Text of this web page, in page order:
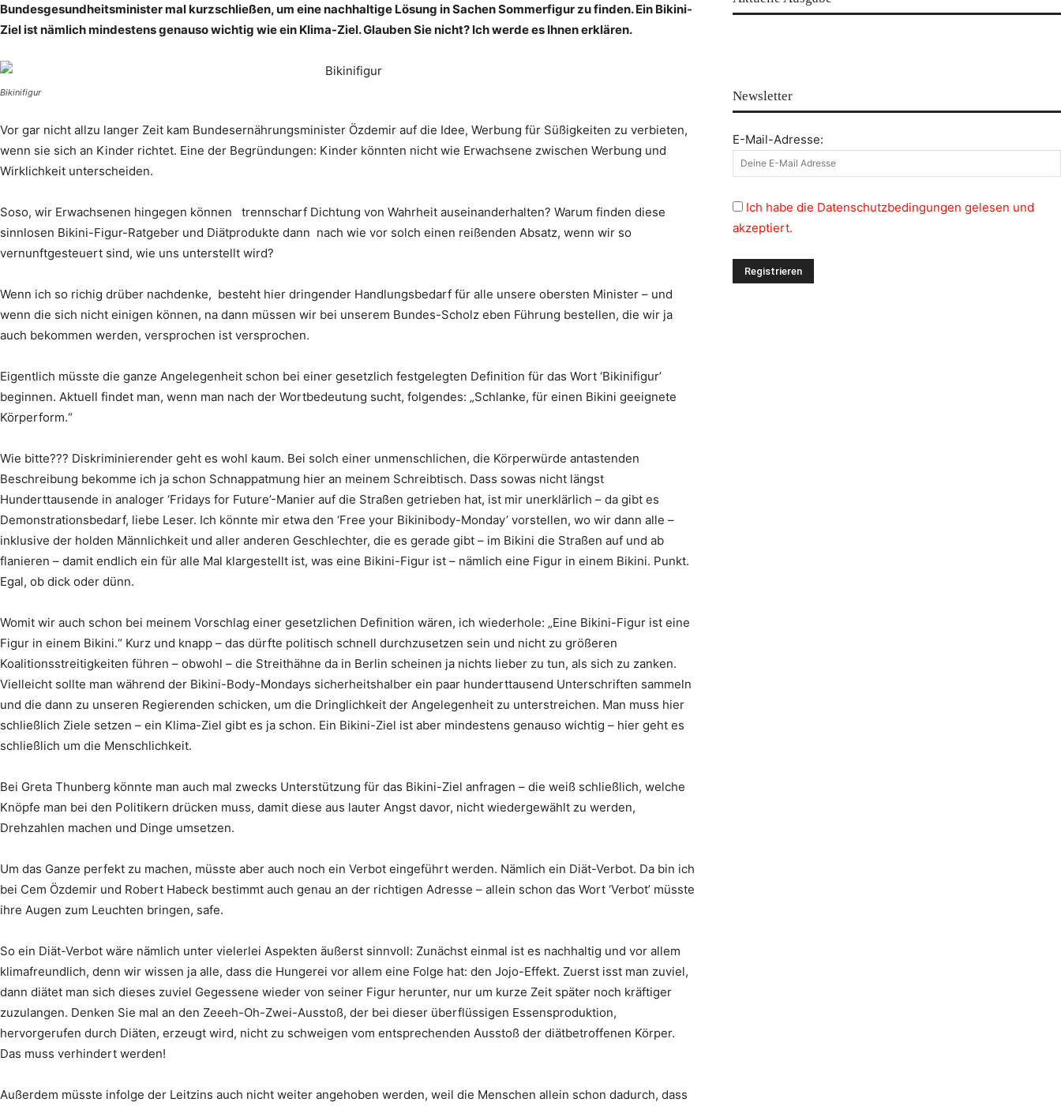
Bundesgesundheitsminister mal kurzschließen, um eine nachhaltige Lösung in Sachen Sommerfigur zu finden. Ein Bikini-
Ziel ist nämlich mindestens genauso wichtig wie ein Klima-Ziel. Glauben Sie nicht? Ich werde es Ihnen erklären.
Bikinifigur
Vor gar nicht allzu langer Zeit kam Bundesernährungsminister Özdemir auf die Idee, Werbung für Süßigkeiten zu verbieten,
wenn sie sich an Kinder richtet. Eine der Begründungen: Kinder könnten nicht wie Erwachsene zwischen Werbung und
Wirklichkeit unterscheiden.
Soso, wir Erwachsenen hingegen können trennscharf Dichtung von Wahrheit auseinanderhalten? Warum finden diese
sinnlosen Bikini-Figur-Ratgeber und Diätprodukte dann nach wie vor solch einen reißenden Absatz, wenn wir so
vernunftgesteuert sind, wie uns unterstellt wird?
Wenn ich so richig drüber nachdenke, besteht hier dringender Handlungsbedarf für alle unsere obersten Minister – und
wenn die sich nicht einigen können, na dann müssen wir bei unserem Bundes-Scholz eben Führung bestellen, die wir ja
auch bekommen werden, versprochen ist versprochen.
Eigentlich müsste die ganze Angelegenheit schon bei einer gesetzlich festgelegten Definition für das Wort ‘Bikinifigur’
beginnen. Aktuell findet man, wenn man nach der Wortbedeutung sucht, folgendes: „Schlanke, für einen Bikini geeignete
Körperform.“
Wie bitte??? Diskriminierender geht es wohl kaum. Bei solch einer unmenschlichen, die Körperwürde antastenden
Beschreibung bekomme ich ja schon Schnappatmung hier an meinem Schreibtisch. Dass sowas nicht längst
Hunderttausende in analoger ‘Fridays for Future’-Manier auf die Straßen getrieben hat, ist mir unerklärlich – da gibt es
Demonstrationsbedarf, liebe Leser. Ich könnte mir etwa den ‘Free your Bikinibody-Monday’ vorstellen, wo wir dann alle –
inklusive der holden Männlichkeit und aller anderen Geschlechter, die es gerade gibt – im Bikini die Straßen auf und ab
flanieren – damit endlich ein für alle Mal klargestellt ist, was eine Bikini-Figur ist – nämlich eine Figur in einem Bikini. Punkt.
Egal, ob dick oder dünn.
Womit wir auch schon bei meinem Vorschlag einer gesetzlichen Definition wären, ich wiederhole: „Eine Bikini-Figur ist eine
Figur in einem Bikini.“ Kurz und knapp – das dürfte politisch schnell durchzusetzen sein und nicht zu größeren
Koalitionsstreitigkeiten führen – obwohl – die Streithähne da in Berlin scheinen ja nichts lieber zu tun, als sich zu zanken.
Vielleicht sollte man während der Bikini-Body-Mondays sicherheitshalber ein paar hunderttausend Unterschriften sammeln
und die dann zu unseren Regierenden schicken, um die Dringlichkeit der Angelegenheit zu unterstreichen. Man muss hier
schließlich Ziele setzen – ein Klima-Ziel gibt es ja schon. Ein Bikini-Ziel ist aber mindestens genauso wichtig – hier geht es
schließlich um die Menschlichkeit.
Bei Greta Thunberg könnte man auch mal zwecks Unterstützung für das Bikini-Ziel anfragen – die weiß schließlich, welche
Knöpfe man bei den Politikern drücken muss, damit diese aus lauter Angst davor, nicht wiedergewählt zu werden,
Drehzahlen machen und Dinge umsetzen.
Um das Ganze perfekt zu machen, müsste aber auch noch ein Verbot eingeführt werden. Nämlich ein Diät-Verbot. Da bin ich
bei Cem Özdemir und Robert Habeck bestimmt auch genau an der richtigen Adresse – allein schon das Wort ‘Verbot’ müsste
ihre Augen zum Leuchten bringen, safe.
So ein Diät-Verbot wäre nämlich unter vielerlei Aspekten äußerst sinnvoll: Zunächst einmal ist es nachhaltig und vor allem
klimafreundlich, denn wir wissen ja alle, dass die Hungerei vor allem eine Folge hat: den Jojo-Effekt. Zuerst isst man zuviel,
dann diätet man sich dieses zuviel Gegessene wieder von seiner Figur herunter, nur um kurze Zeit später noch kräftiger
zuzulangen. Denken Sie mal an den Zeeeh-Oh-Zwei-Ausstoß, der bei dieser überflüssigen Essensproduktion,
hervorgerufen durch Diäten, erzeugt wird, nicht zu schweigen vom entsprechenden Ausstoß der diätbetroffenen Körper.
Das muss verhindert werden!
Außerdem müsste infolge der Leitzins auch nicht weiter angehoben werden, weil die Menschen allein schon dadurch, dass
Newsletter
E-Mail-Adresse:
Ich habe die Datenschutzbedingungen gelesen und
akzeptiert.